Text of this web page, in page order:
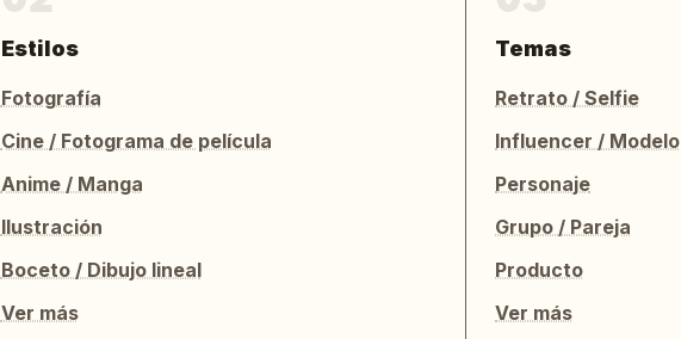
Estilos
Fotografía
Cine / Fotograma de película
Anime / Manga
Ilustración
Boceto / Dibujo lineal
Ver más
Temas
Retrato / Selfie
Influencer / Modelo
Personaje
Grupo / Pareja
Producto
Ver más